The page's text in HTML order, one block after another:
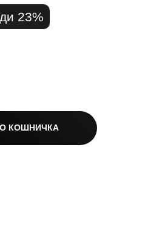
23%
КОШНИЧКА